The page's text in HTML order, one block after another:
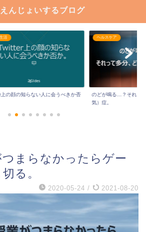
んじょいするブログ
活
上の顔の知らない人に会うべきか否
ヘルスケア
のどが鳴る…？それっ
気）症。
まらなかったらゲー
る。
2020-05-24 / 2021-08-20